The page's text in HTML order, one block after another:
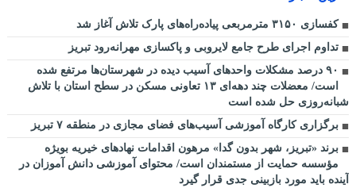
کفسازی ۳۱۵۰ مترمربعی پیاده‌راه‌های پارک تلاش آغاز شد
تداوم اجرای طرح جامع لایروبی و پاکسازی مهرانه‌رود تبریز
٩٠ درصد مشکلات واحدهای آسیب دیده در شهرستان‌ها مرتفع شده
است/ معضلات چند دهه‌ای ١٣ تعاونی مسکن در سطح استان با تلاش
شبانه‌روزی حل شده است
برگزاری کارگاه آموزشی آسیب‌های فضای مجازی در منطقه ۷ تبریز
برند «تبریز، شهر بدون گدا» مرهون اقدامات نهادهای خیریه بویژه
مؤسسه حمایت از مستمندان است/ محتوای آموزشی دانش آموزان در
آینده باید مورد بازبینی جدی قرار گیرد